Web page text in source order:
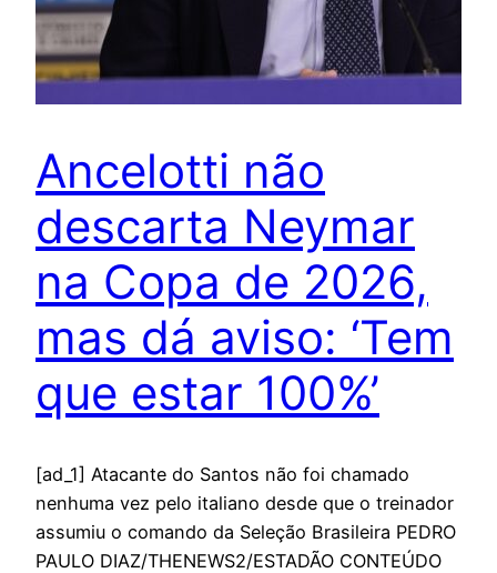
Ancelotti não
descarta Neymar
na Copa de 2026,
mas dá aviso: ‘Tem
que estar 100%’
[ad_1] Atacante do Santos não foi chamado
nenhuma vez pelo italiano desde que o treinador
assumiu o comando da Seleção Brasileira PEDRO
PAULO DIAZ/THENEWS2/ESTADÃO CONTEÚDO